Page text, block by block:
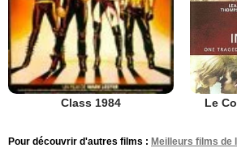
Class 1984 Le
Pour découvrir d'autres films : Meilleurs films de